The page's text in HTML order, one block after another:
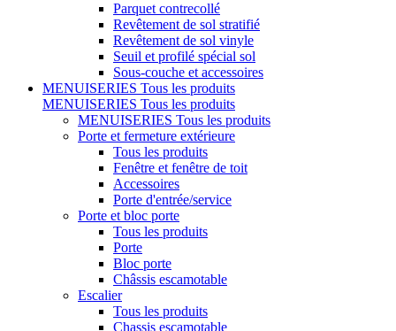
Parquet contrecollé
Revêtement de sol stratifié
Revêtement de sol vinyle
Seuil et profilé spécial sol
Sous-couche et accessoires
MENUISERIES Tous les produits
MENUISERIES Tous les produits
MENUISERIES Tous les produits
Porte et fermeture extérieure
Tous les produits
Fenêtre et fenêtre de toit
Accessoires
Porte d'entrée/service
Porte et bloc porte
Tous les produits
Porte
Bloc porte
Châssis escamotable
Escalier
Tous les produits
Chassis escamotable